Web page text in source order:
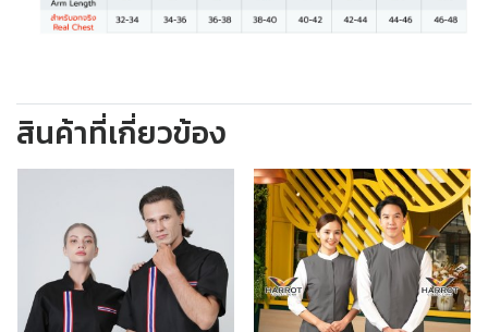
สินค้าที่เกี่ยวข้อง